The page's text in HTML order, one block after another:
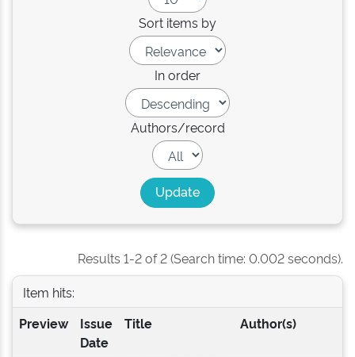
Sort items by
In order
Authors/record
Results 1-2 of 2 (Search time: 0.002 seconds).
Item hits:
Preview
Issue
Date
Title Author(s)